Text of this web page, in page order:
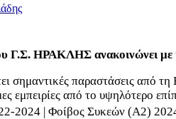
Γ.Σ. ΗΡΑΚΛΗΣ ανακοινώνει με
σημαντικές παραστάσεις από
εμπειρίες από το υψηλότερο
2024 | Φοίβος Συκεών (Α2)